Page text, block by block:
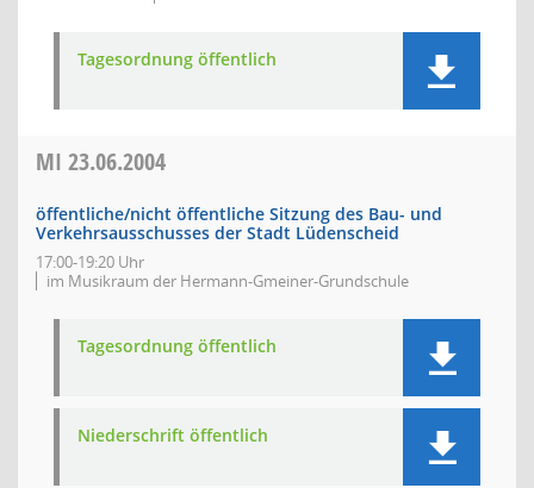
Tagesordnung öffentlich
MI 23.06.2004
öffentliche/nicht öffentliche Sitzung des Bau- und
Verkehrsausschusses der Stadt Lüdenscheid
17:00-19:20 Uhr
im Musikraum der Hermann-Gmeiner-Grundschule
Tagesordnung öffentlich
Niederschrift öffentlich